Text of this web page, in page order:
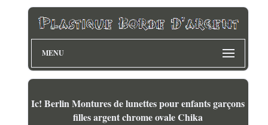
MENU
Ic! Berlin Montures de lunettes pour enfants garçons
filles argent chrome ovale Chika